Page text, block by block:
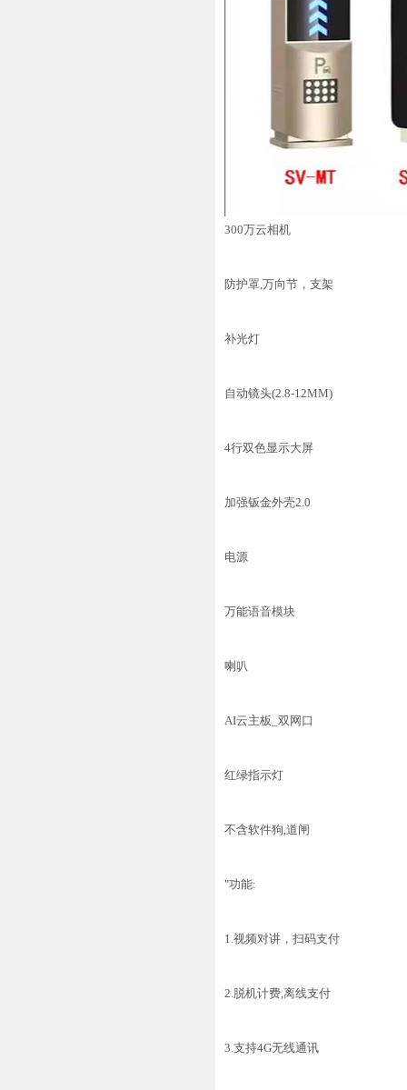
300万云相机
防护罩,万向节，支架
补光灯
自动镜头(2.8-12MM)
4行双色显示大屏
加强钣金外壳2.0
电源
万能语音模块
喇叭
AI云主板_双网口
红绿指示灯
不含软件狗,道闸
"功能:
1.视频对讲，扫码支付
2.脱机计费,离线支付
3.支持4G无线通讯